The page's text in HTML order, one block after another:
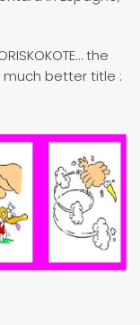
the
much better title :